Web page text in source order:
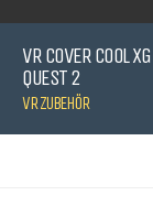
VR COVER COOL
QUEST 2
VR ZUBEHÖR